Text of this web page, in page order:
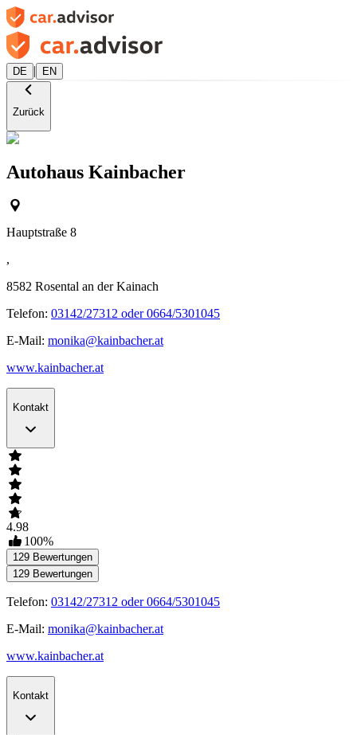
DE | EN
Zurück
Autohaus Kainbacher
Hauptstraße 8
,
8582 Rosental an der Kainach
Telefon: 03142/27312 oder 0664/5301045
E-Mail: monika@kainbacher.at
www.kainbacher.at
Kontakt
4.98
100%
129 Bewertungen
129 Bewertungen
Telefon: 03142/27312 oder 0664/5301045
E-Mail: monika@kainbacher.at
www.kainbacher.at
Kontakt